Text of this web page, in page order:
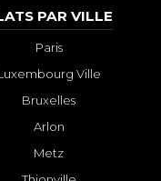
PAR VILLE
Paris
Ville
Bruxelles
Arlon
Metz